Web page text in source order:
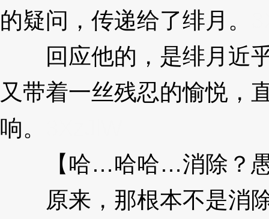
的疑问，传递给了绯月。
回应他的，是绯月近乎
又带着一丝残忍的愉悦，
响。
【哈…哈哈…消除？愚
原来，那根本不是消